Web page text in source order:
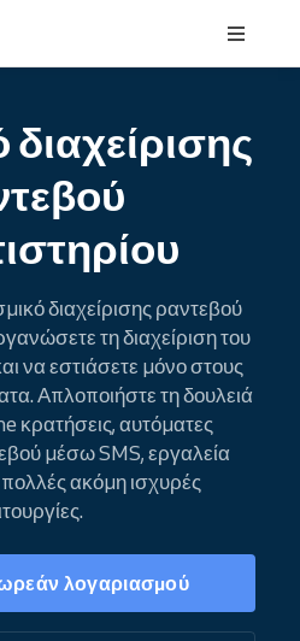
διαχείρισης ραντεβού
τη διαχείριση του
να εστιάσετε μόνο στους
Απλοποιήστε τη δουλειά
κρατήσεις, αυτόματες
μέσω SMS, εργαλεία
ακόμη ισχυρές
λογαριασμού